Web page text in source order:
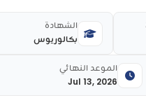
بكالوريوس
الشهادة
Jul 13, 2026
الموعد النهائي